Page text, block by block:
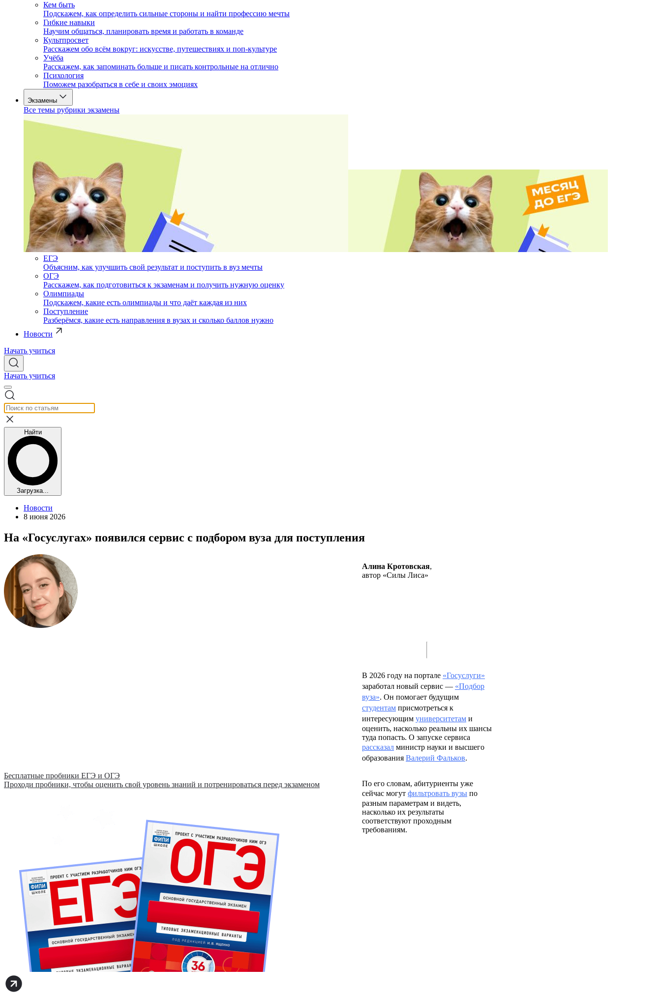
Кем быть
Подскажем, как определить сильные стороны и найти профессию мечты
Гибкие навыки
Научим общаться, планировать время и работать в команде
Культпросвет
Расскажем обо всём вокруг: искусстве, путешествиях и поп-культуре
Учёба
Расскажем, как запоминать больше и писать контрольные на отлично
Психология
Поможем разобраться в себе и своих эмоциях
Экзамены
Все темы рубрики экзамены
ЕГЭ
Объясним, как улучшить свой результат и поступить в вуз мечты
ОГЭ
Расскажем, как подготовиться к экзаменам и получить нужную оценку
Олимпиады
Подскажем, какие есть олимпиады и что даёт каждая из них
Поступление
Разберёмся, какие есть направления в вузах и сколько баллов нужно
Новости
Начать учиться
Начать учиться
Найти
Загрузка...
Новости
8 июня 2026
На «Госуслугах» появился сервис с подбором вуза для поступления
Алина Кротовская,
автор «Силы Лиса»
В 2026 году на портале «Госуслуги»
заработал новый сервис — «Подбор
вуза». Он помогает будущим
студентам присмотреться к
интересующим университетам и
оценить, насколько реальны их шансы
туда попасть. О запуске сервиса
рассказал министр науки и высшего
образования Валерий Фальков.
Бесплатные пробники ЕГЭ и ОГЭ
Проходи пробники, чтобы оценить свой уровень знаний и потренироваться перед экзаменом
По его словам, абитуриенты уже
сейчас могут фильтровать вузы по
разным параметрам и видеть,
насколько их результаты
соответствуют проходным
требованиям.